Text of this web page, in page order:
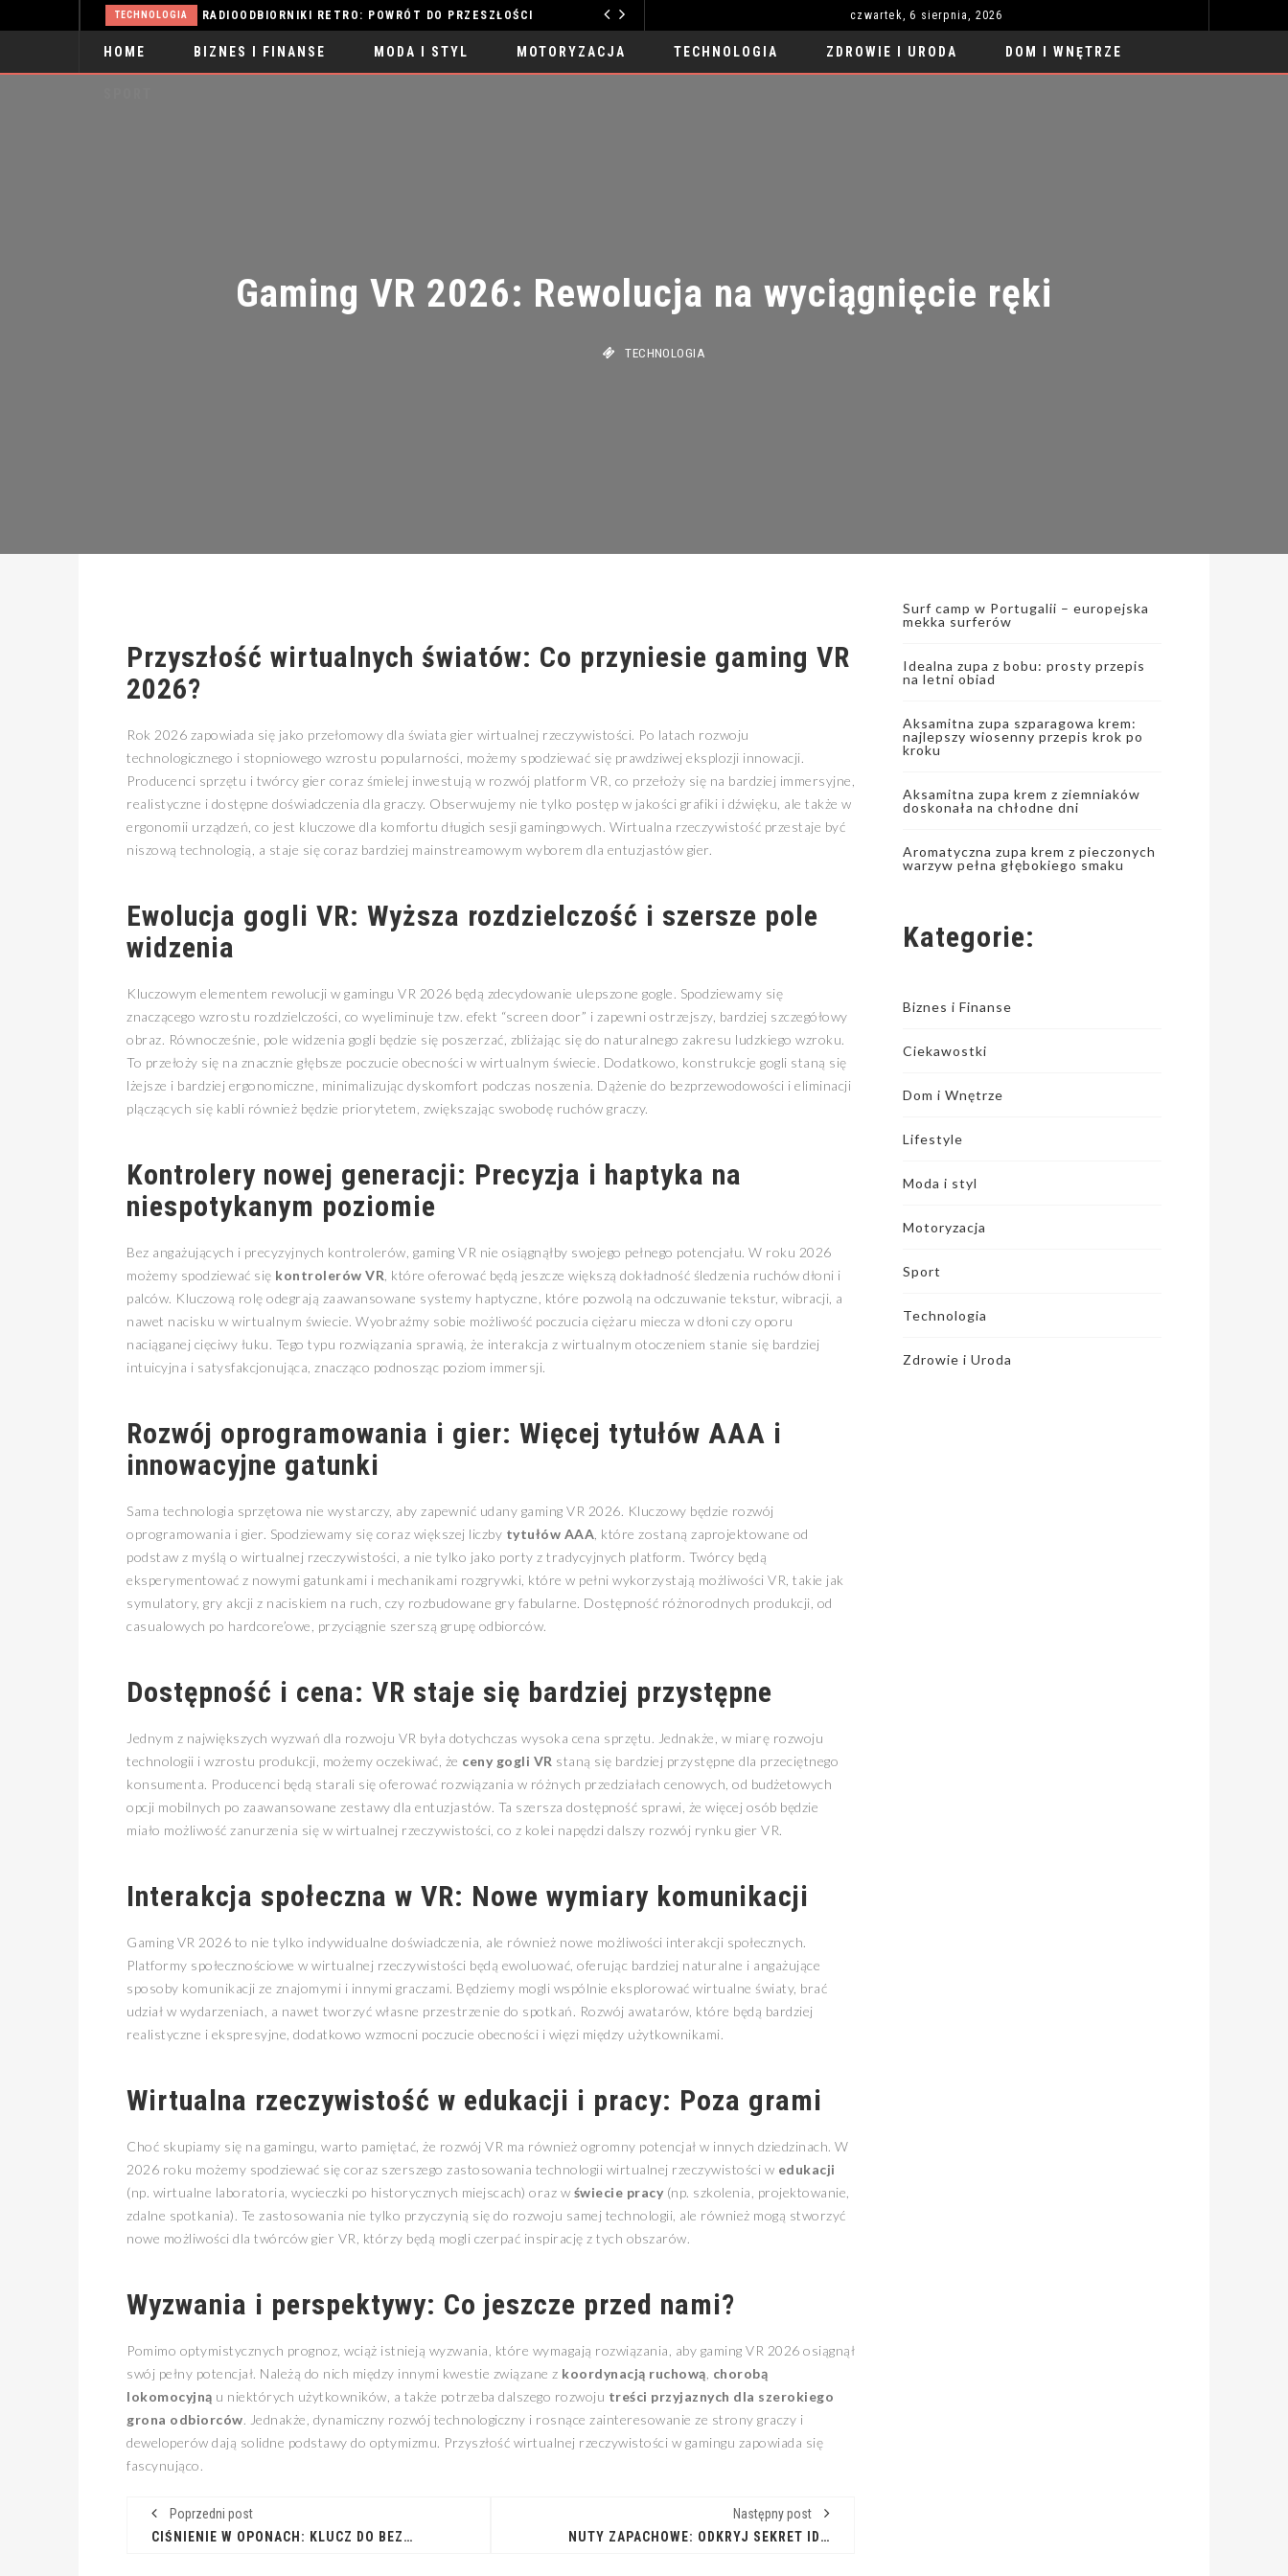
TECHNOLOGIA RADIOODBIORNIKI RETRO: POWRÓT DO PRZESZŁOŚCI czwartek, 6 sierpnia, 2026
HOME BIZNES I FINANSE MODA I STYL MOTORYZACJA TECHNOLOGIA ZDROWIE I URODA DOM I WNĘTRZE
Gaming VR 2026: Rewolucja na wyciągnięcie ręki
Przyszłość wirtualnych światów: Co przyniesie gaming VR
2026?
Rok 2026 zapowiada się jako przełomowy dla świata gier wirtualnej rzeczywistości. Po latach rozwoju
technologicznego i stopniowego wzrostu popularności, możemy spodziewać się prawdziwej eksplozji innowacji.
Producenci sprzętu i twórcy gier coraz śmielej inwestują w rozwój platform VR, co przełoży się na bardziej immersyjne,
realistyczne i dostępne doświadczenia dla graczy. Obserwujemy nie tylko postęp w jakości grafiki i dźwięku, ale także w
ergonomii urządzeń, co jest kluczowe dla komfortu długich sesji gamingowych. Wirtualna rzeczywistość przestaje być
niszową technologią, a staje się coraz bardziej mainstreamowym wyborem dla entuzjastów gier.
Ewolucja gogli VR: Wyższa rozdzielczość i szersze pole
widzenia
Kluczowym elementem rewolucji w gamingu VR 2026 będą zdecydowanie ulepszone gogle. Spodziewamy się
znaczącego wzrostu rozdzielczości, co wyeliminuje tzw. efekt “screen door” i zapewni ostrzejszy, bardziej szczegółowy
obraz. Równocześnie, pole widzenia gogli będzie się poszerzać, zbliżając się do naturalnego zakresu ludzkiego wzroku.
To przełoży się na znacznie głębsze poczucie obecności w wirtualnym świecie. Dodatkowo, konstrukcje gogli staną się
lżejsze i bardziej ergonomiczne, minimalizując dyskomfort podczas noszenia. Dążenie do bezprzewodowości i eliminacji
plączących się kabli również będzie priorytetem, zwiększając swobodę ruchów graczy.
Kontrolery nowej generacji: Precyzja i haptyka na
niespotykanym poziomie
Bez angażujących i precyzyjnych kontrolerów, gaming VR nie osiągnąłby swojego pełnego potencjału. W roku 2026
możemy spodziewać się kontrolerów VR , które oferować będą jeszcze większą dokładność śledzenia ruchów dłoni i
palców. Kluczową rolę odegrają zaawansowane systemy haptyczne, które pozwolą na odczuwanie tekstur, wibracji, a
nawet nacisku w wirtualnym świecie. Wyobraźmy sobie możliwość poczucia ciężaru miecza w dłoni czy oporu
naciąganej cięciwy łuku. Tego typu rozwiązania sprawią, że interakcja z wirtualnym otoczeniem stanie się bardziej
intuicyjna i satysfakcjonująca, znacząco podnosząc poziom immersji.
Rozwój oprogramowania i gier: Więcej tytułów AAA i
innowacyjne gatunki
Sama technologia sprzętowa nie wystarczy, aby zapewnić udany gaming VR 2026. Kluczowy będzie rozwój
oprogramowania i gier. Spodziewamy się coraz większej liczby tytułów AAA , które zostaną zaprojektowane od
podstaw z myślą o wirtualnej rzeczywistości, a nie tylko jako porty z tradycyjnych platform. Twórcy będą
eksperymentować z nowymi gatunkami i mechanikami rozgrywki, które w pełni wykorzystają możliwości VR, takie jak
symulatory, gry akcji z naciskiem na ruch, czy rozbudowane gry fabularne. Dostępność różnorodnych produkcji, od
casualowych po hardcore’owe, przyciągnie szerszą grupę odbiorców.
Dostępność i cena: VR staje się bardziej przystępne
Jednym z największych wyzwań dla rozwoju VR była dotychczas wysoka cena sprzętu. Jednakże, w miarę rozwoju
technologii i wzrostu produkcji, możemy oczekiwać, że ceny gogli VR staną się bardziej przystępne dla przeciętnego
konsumenta. Producenci będą starali się oferować rozwiązania w różnych przedziałach cenowych, od budżetowych
opcji mobilnych po zaawansowane zestawy dla entuzjastów. Ta szersza dostępność sprawi, że więcej osób będzie
miało możliwość zanurzenia się w wirtualnej rzeczywistości, co z kolei napędzi dalszy rozwój rynku gier VR.
Interakcja społeczna w VR: Nowe wymiary komunikacji
Gaming VR 2026 to nie tylko indywidualne doświadczenia, ale również nowe możliwości interakcji społecznych.
Platformy społecznościowe w wirtualnej rzeczywistości będą ewoluować, oferując bardziej naturalne i angażujące
sposoby komunikacji ze znajomymi i innymi graczami. Będziemy mogli wspólnie eksplorować wirtualne światy, brać
udział w wydarzeniach, a nawet tworzyć własne przestrzenie do spotkań. Rozwój awatarów, które będą bardziej
realistyczne i ekspresyjne, dodatkowo wzmocni poczucie obecności i więzi między użytkownikami.
Wirtualna rzeczywistość w edukacji i pracy: Poza grami
Choć skupiamy się na gamingu, warto pamiętać, że rozwój VR ma również ogromny potencjał w innych dziedzinach. W
2026 roku możemy spodziewać się coraz szerszego zastosowania technologii wirtualnej rzeczywistości w edukacji
(np. wirtualne laboratoria, wycieczki po historycznych miejscach) oraz w świecie pracy (np. szkolenia, projektowanie,
zdalne spotkania). Te zastosowania nie tylko przyczynią się do rozwoju samej technologii, ale również mogą stworzyć
nowe możliwości dla twórców gier VR, którzy będą mogli czerpać inspirację z tych obszarów.
Wyzwania i perspektywy: Co jeszcze przed nami?
Pomimo optymistycznych prognoz, wciąż istnieją wyzwania, które wymagają rozwiązania, aby gaming VR 2026 osiągnął
swój pełny potencjał. Należą do nich między innymi kwestie związane z koordynacją ruchową chorobą
lokomocyjną u niektórych użytkowników, a także potrzeba dalszego rozwoju treści przyjaznych dla szerokiego
grona odbiorców. Jednakże, dynamiczny rozwój technologiczny i rosnące zainteresowanie ze strony graczy i
deweloperów dają solidne podstawy do optymizmu. Przyszłość wirtualnej rzeczywistości w gamingu zapowiada się
fascynująco.
Poprzedni post
CIŚNIENIE W OPONACH: KLUCZ DO BEZPIECZEŃSTWA I OSZCZĘDNOŚCI
Następny post
NUTY ZAPACHOWE: ODKRYJ SEKRET IDEALNYCH PERFUM
Surf camp w Portugalii – europejska
mekka surferów
Idealna zupa z bobu: prosty przepis
na letni obiad
Aksamitna zupa szparagowa krem:
najlepszy wiosenny przepis krok po
kroku
Aksamitna zupa krem z ziemniaków
doskonała na chłodne dni
Aromatyczna zupa krem z pieczonych
warzyw pełna głębokiego smaku
Kategorie:
Biznes i Finanse
Ciekawostki
Dom i Wnętrze
Lifestyle
Moda i styl
Motoryzacja
Sport
Technologia
Zdrowie i Uroda